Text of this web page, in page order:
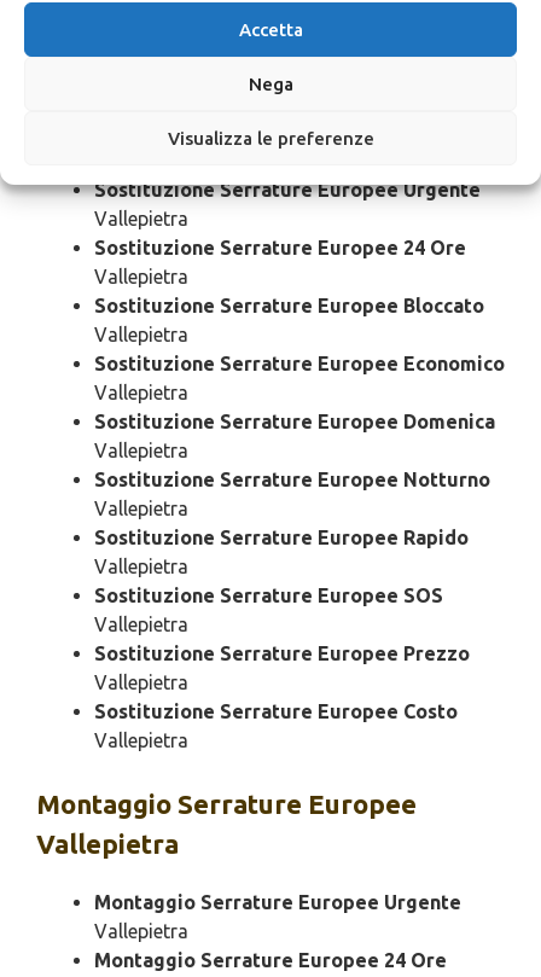
Accetta
Nega
Visualizza le preferenze
Serrature Europee
Vallepietra
Sostituzione Serrature Europee Urgente
Vallepietra
Sostituzione Serrature Europee 24 Ore
Vallepietra
Sostituzione Serrature Europee Bloccato
Vallepietra
Sostituzione Serrature Europee Economico
Vallepietra
Sostituzione Serrature Europee Domenica
Vallepietra
Sostituzione Serrature Europee Notturno
Vallepietra
Sostituzione Serrature Europee Rapido
Vallepietra
Sostituzione Serrature Europee SOS
Vallepietra
Sostituzione Serrature Europee Prezzo
Vallepietra
Sostituzione Serrature Europee Costo
Vallepietra
Montaggio Serrature Europee
Vallepietra
Montaggio Serrature Europee Urgente
Vallepietra
Montaggio Serrature Europee 24 Ore